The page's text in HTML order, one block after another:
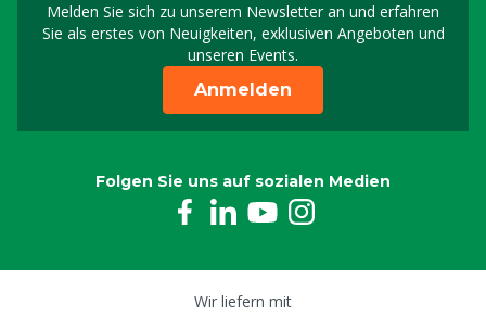
Melden Sie sich zu unserem Newsletter an und erfahren
Sie als erstes von Neuigkeiten, exklusiven Angeboten und
unseren Events.
Melden Sie sich für
Anmelden
Folgen Sie uns auf sozialen Medien
Wir liefern mit